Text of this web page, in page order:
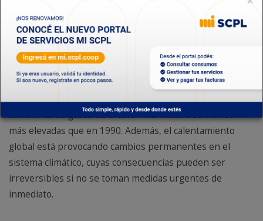
Por ello, la organización cooperativa mundial impulsará
un nuevo llamamiento “a crear conciencia sobre la
necesidad de luchar contra el cambio climático”. De esta
manera adhiere plenamente al Objetivo de Desarrollo
Sostenible número 13 “Acción por el clima”.
Ningún país queda al margen de esta crisis. Las
emisiones de gases de efecto invernadero son un 50%
más elevadas que en 1990. Además, el calentamiento
global está provocando cambios permanentes en el
sistema climático, cuyas consecuencias pueden ser
irreversibles si no se toman medidas urgentes de
inmediato.